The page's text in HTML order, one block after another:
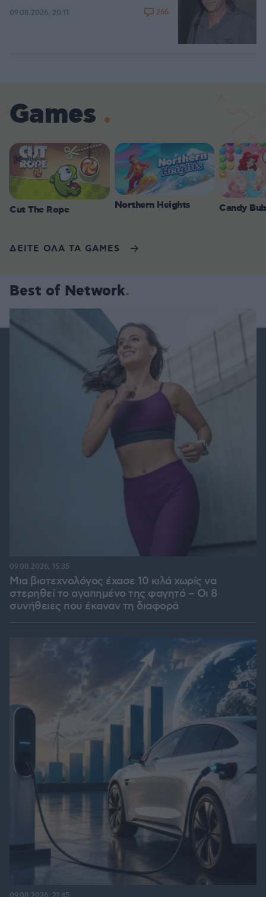
09.08.2026, 20:11 266
Games
Cut The Rope Northern Heights Candy
ΔΕΙΤΕ ΟΛΑ ΤΑ GAMES
Best of Network
Μια βιοτεχνολόγος έχασε 10 κιλά χωρίς να
στερηθεί το αγαπημένο της φαγητό – Οι 8
συνήθειες που έκαναν τη διαφορά
09.08.2026, 15:35